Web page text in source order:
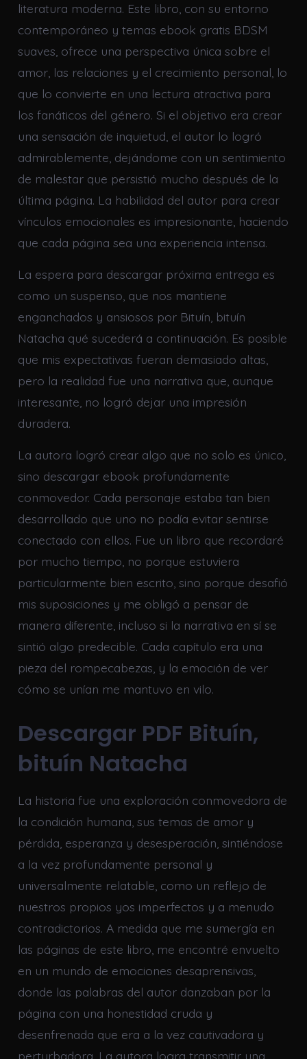
literatura moderna. Este libro, con su entorno
contemporáneo y temas ebook gratis BDSM
suaves, ofrece una perspectiva única sobre el
amor, las relaciones y el crecimiento personal, lo
que lo convierte en una lectura atractiva para
los fanáticos del género. Si el objetivo era crear
una sensación de inquietud, el autor lo logró
admirablemente, dejándome con un sentimiento
de malestar que persistió mucho después de la
última página. La habilidad del autor para crear
vínculos emocionales es impresionante, haciendo
que cada página sea una experiencia intensa.
La espera para descargar próxima entrega es
como un suspenso, que nos mantiene
enganchados y ansiosos por Bituín, bituín
Natacha qué sucederá a continuación. Es posible
que mis expectativas fueran demasiado altas,
pero la realidad fue una narrativa que, aunque
interesante, no logró dejar una impresión
duradera.
La autora logró crear algo que no solo es único,
sino descargar ebook profundamente
conmovedor. Cada personaje estaba tan bien
desarrollado que uno no podía evitar sentirse
conectado con ellos. Fue un libro que recordaré
por mucho tiempo, no porque estuviera
particularmente bien escrito, sino porque desafió
mis suposiciones y me obligó a pensar de
manera diferente, incluso si la narrativa en sí se
sintió algo predecible. Cada capítulo era una
pieza del rompecabezas, y la emoción de ver
cómo se unían me mantuvo en vilo.
Descargar PDF Bituín,
bituín Natacha
La historia fue una exploración conmovedora de
la condición humana, sus temas de amor y
pérdida, esperanza y desesperación, sintiéndose
a la vez profundamente personal y
universalmente relatable, como un reflejo de
nuestros propios yos imperfectos y a menudo
contradictorios. A medida que me sumergía en
las páginas de este libro, me encontré envuelto
en un mundo de emociones desaprensivas,
donde las palabras del autor danzaban por la
página con una honestidad cruda y
desenfrenada que era a la vez cautivadora y
perturbadora. La autora logra transmitir una